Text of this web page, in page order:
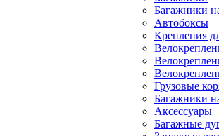
Багажники
Автобоксы
Крепления
Грузовые
Багажники
Аксессуары
Багажные